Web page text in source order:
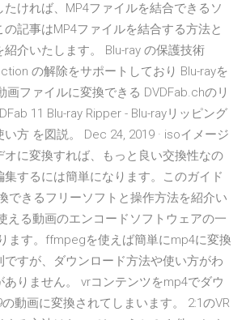
たければ、MP4ファイルを結合できるソ
記事はMP4ファイルを結合する方法と
介いたします。 Blu-ray の保護技術
の解除をサポートしており Blu-rayを
画ファイルに変換できる DVDFab.chのリ
11 Blu-ray Ripper - Blu-rayリッピング
方 を図説。 Dec 24, 2019 · isoイメージ
オに変換すれば、もっと良い交換性なの
集するには簡単になります。このガイド
できるフリーソフトと操作方法を紹介い
える動画のエンコードソフトウェアの一
ます。ffmpegを使えば簡単にmp4に変換
ですが、ダウンロード方法や使い方がわ
ありません。 vrコンテンツをmp4でダウ
動画に変換されてしまいます。 2:1のVR